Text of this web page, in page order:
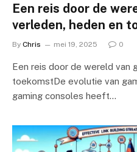
Een reis door de
verleden, heden en
By Chris mei 19, 2025 0
Een reis door de wereld van
toekomstDe evolutie van
gaming consoles heeft…